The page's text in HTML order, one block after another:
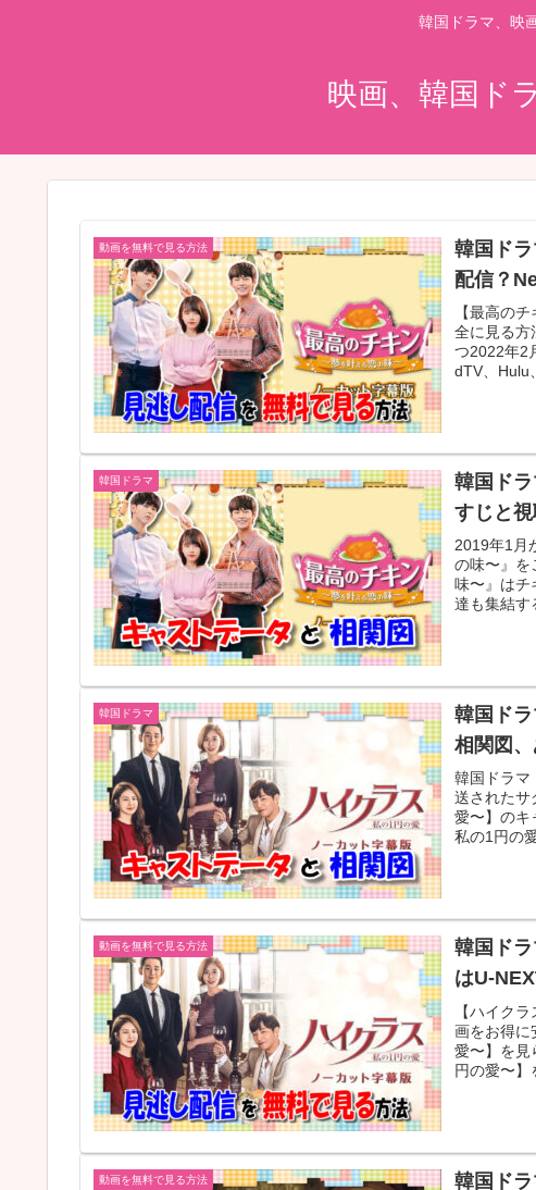
韓国ドラマ、映
映画、韓国ド
動画を無料で見る方法
韓国ド
配信？
【最高の
全に見る方
つ2022年2
dTV、Hulu
韓国ドラマ
韓国ド
すじと視
2019年1月
の味〜』を
味〜』はチ
達も集結す
韓国ドラマ
韓国ド
相関図
韓国ドラマ
送されたサ
愛〜】のキ
私の1円の
動画を無料で見る方法
韓国ド
はU-
【ハイク
画をお得に
愛〜】を見
円の愛〜】
動画を無料で見る方法
韓国ド